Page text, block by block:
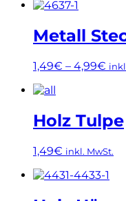
Dieses
weist
mehrere
auf.
Die
Optionen
auf
Produktseite
werden
Metall
1,49€ – 4,99€
Dieses
weist
mehrere
auf.
Die
Optionen
Holz Tulpe
1,49€ inkl. MwSt.
Dieses